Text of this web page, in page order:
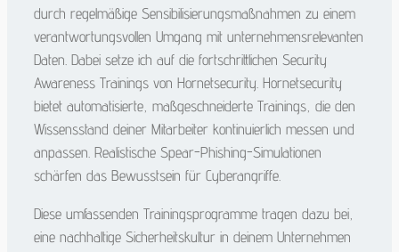
durch regelmäßige Sensibilisierungsmaßnahmen zu einem
verantwortungsvollen Umgang mit unternehmensrelevanten
Daten. Dabei setze ich auf die fortschrittlichen Security
Awareness Trainings von Hornetsecurity. Hornetsecurity
bietet automatisierte, maßgeschneiderte Trainings, die den
Wissensstand deiner Mitarbeiter kontinuierlich messen und
anpassen. Realistische Spear-Phishing-Simulationen
schärfen das Bewusstsein für Cyberangriffe.
Diese umfassenden Trainingsprogramme tragen dazu bei,
eine nachhaltige Sicherheitskultur in deinem Unternehmen